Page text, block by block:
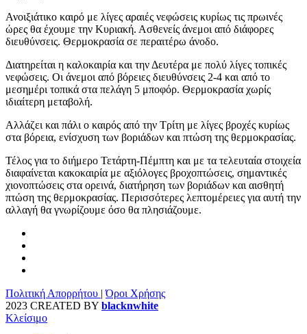
Ανοιξιάτικο καιρό με λίγες αραιές νεφώσεις κυρίως τις πρωινές
ώρες θα έχουμε την Κυριακή. Ασθενείς άνεμοι από διάφορες
διευθύνσεις. Θερμοκρασία σε περαιτέρω άνοδο.
Διατηρείται η καλοκαιρία και την Δευτέρα με πολύ λίγες τοπικές
νεφώσεις. Οι άνεμοι από βόρειες διευθύνσεις 2-4 και από το
μεσημέρι τοπικά στα πελάγη 5 μποφόρ. Θερμοκρασία χωρίς
ιδιαίτερη μεταβολή.
Αλλάζει και πάλι ο καιρός από την Τρίτη με λίγες βροχές κυρίως
στα βόρεια, ενίσχυση των βοριάδων και πτώση της θερμοκρασίας.
Τέλος για το διήμερο Τετάρτη-Πέμπτη και με τα τελευταία στοιχεία
διαφαίνεται κακοκαιρία με αξιόλογες βροχοπτώσεις, σημαντικές
χιονοπτώσεις στα ορεινά, διατήρηση των βοριάδων και αισθητή
πτώση της θερμοκρασίας. Περισσότερες λεπτομέρειες για αυτή την
αλλαγή θα γνωρίζουμε όσο θα πλησιάζουμε.
Πολιτική Απορρήτου |Όροι Χρήσης
2023 CREATED BY blacknwhite
Κλείσιμο